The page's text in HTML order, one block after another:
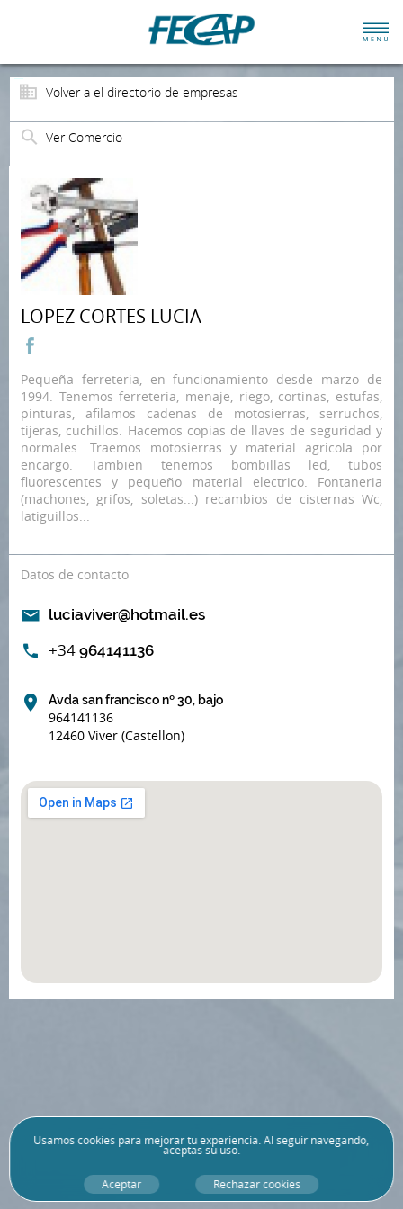
Volver a el directorio de empresas
Ver Comercio
LOPEZ CORTES LUCIA
Pequeña ferreteria, en funcionamiento desde marzo de
1994. Tenemos ferreteria, menaje, riego, cortinas, estufas,
pinturas, afilamos cadenas de motosierras, serruchos,
tijeras, cuchillos. Hacemos copias de llaves de seguridad y
normales. Traemos motosierras y material agricola por
encargo. Tambien tenemos bombillas led, tubos
fluorescentes y pequeño material electrico. Fontaneria
(machones, grifos, soletas...) recambios de cisternas Wc,
latiguillos...
Datos de contacto
luciaviver@hotmail.es
+34 964141136
Avda san francisco nº 30, bajo
964141136
12460 Viver (Castellon)
Usamoscookies para mejorar tu experiencia. Al seguir navegando,
aceptas su uso.
Aceptar Rechazar cookies